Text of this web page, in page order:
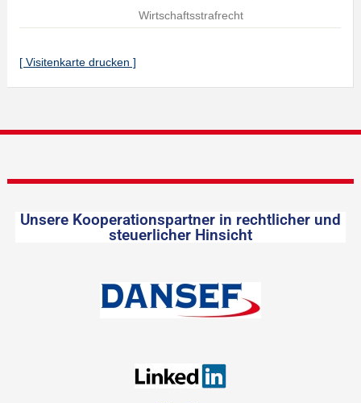
Wirtschaftsstrafrecht
[ Visitenkarte drucken ]
Unsere Kooperationspartner in rechtlicher und
steuerlicher Hinsicht